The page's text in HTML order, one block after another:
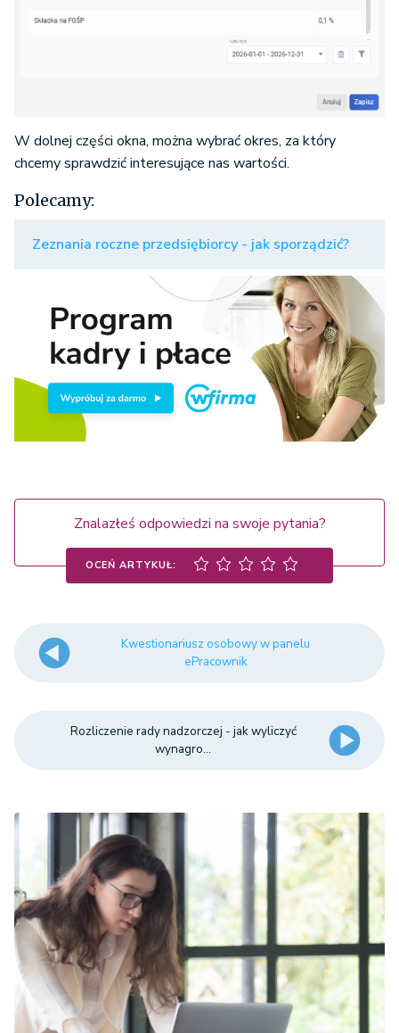
W dolnej części okna, można wybrać okres, za który
chcemy sprawdzić interesujące nas wartości.
Polecamy:
Zeznania roczne przedsiębiorcy - jak sporządzić?
Znalazłeś odpowiedzi na swoje pytania?
OCEŃ ARTYKUŁ:
Kwestionariusz osobowy w panelu
ePracownik
Rozliczenie rady nadzorczej - jak wyliczyć
wynagro...